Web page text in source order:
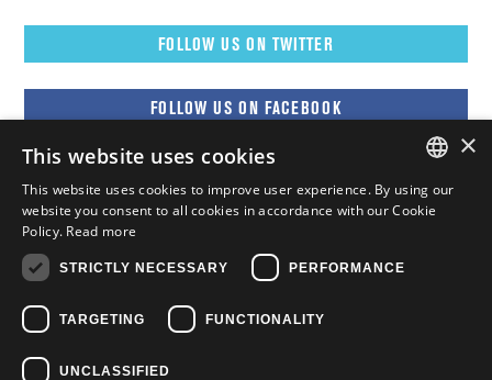
FOLLOW US ON TWITTER
FOLLOW US ON FACEBOOK
ENGLISH
×
This website uses cookies
This website uses cookies to improve user experience. By using our
website you consent to all cookies in accordance with our Cookie
Policy. Read more
STRICTLY NECESSARY PERFORMANCE
TARGETING FUNCTIONALITY
UNCLASSIFIED